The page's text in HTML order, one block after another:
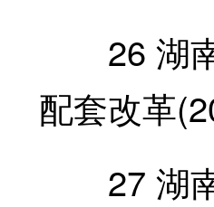
26 湖南
配套改革
27 湖南